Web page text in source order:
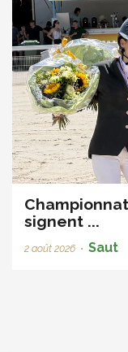
signent ...
2 août 2026 • Saut